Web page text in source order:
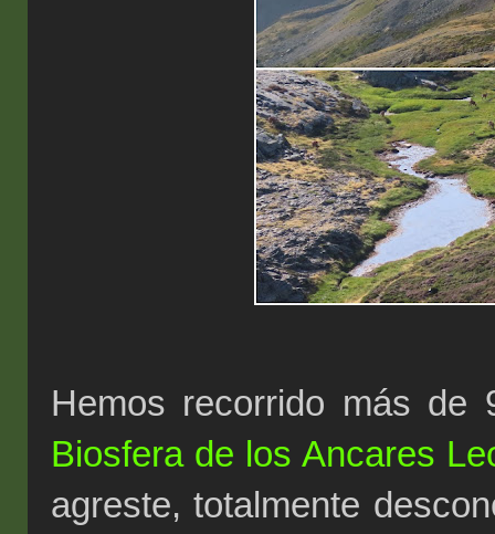
Hemos recorrido más
Biosfera de los Ancares
agreste, totalmente